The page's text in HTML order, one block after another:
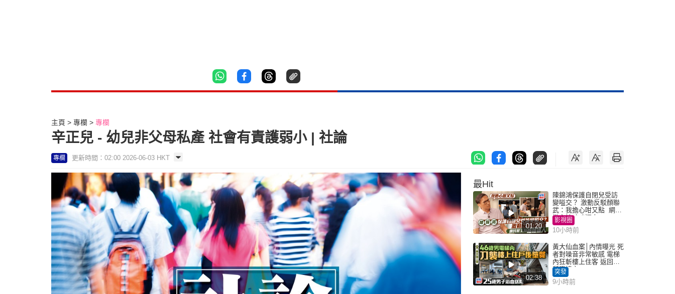
主頁 專欄 專欄
辛正兒 - 幼兒非父母私產 社會有責護弱小 | 社論
專欄 更新時間：02:00 2026-06-03 HKT
最Hit
01:20
陳錦鴻保護自閉兒受訪
變嗌交？ 激動反駁顏聯
武：我擔心咁又點 網民
批主持咄咄逼人
影視圈
10小時前
02:38
黃大仙血案│內情曝光 死
者對噪音非常敏感 電梯
內狂斬樓上住客 返回住
所墮樓亡
突發
9小時前